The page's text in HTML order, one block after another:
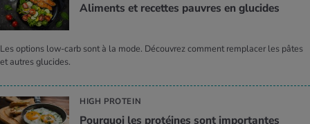
Ali­ments et recettes pauvres en glu­cides
Les options low-carb sont à la mode. Découvrez comment remplacer les pâtes
et autres glucides.
HIGH PROTEIN
Pour­quoi les pro­téines sont impor­tantes